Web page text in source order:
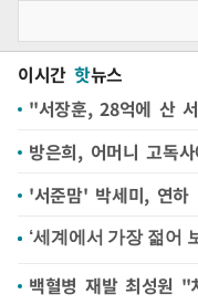
이시간 핫뉴스
"서장훈, 28억에 산
방은희, 어머니 고독
'서준맘' 박세미, 연
백혈병 재발 최성원